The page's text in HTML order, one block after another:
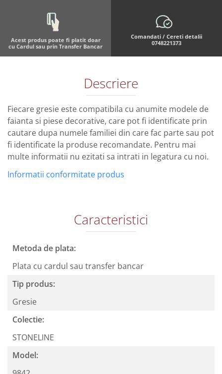
Acest produs poate fi platit doar
cu Cardul sau prin Transfer Bancar
Comandati / Cereti detalii
0748221373
Descriere
Fiecare gresie este compatibila cu anumite modele de
faianta si piese decorative, care pot fi identificate prin
cautare dupa numele familiei din care fac parte sau pot
fi identificate la produse recomandate. Pentru mai
multe informatii nu ezitati sa intrati in legatura cu noi.
Informatii conformitate produs
Caracteristici
Metoda de plata:
Plata cu cardul sau transfer bancar
Tip produs:
Gresie
Colectie:
STONELINE
Model: